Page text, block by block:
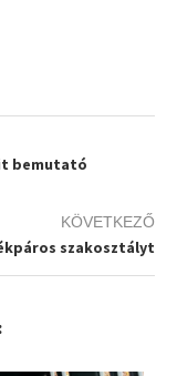
bemutató
KÖVETKEZŐ
szakosztályt